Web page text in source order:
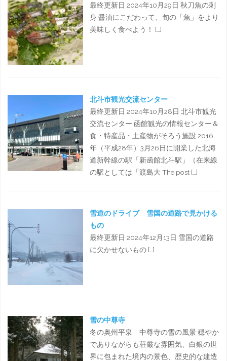
最終更新日 2024年10月29日 秋刀魚の刺
身 醤油にこだわって、旬の「魚」をより
美味しく食べよう！ […]
北斗市観光交流センター
最終更新日 2024年10月28日 北斗市観光
交流センター 函館観光の情報センター＆
食・特産品・土産物がそろう施設 2016
年（平成28年）3月26日に開業した北海
道新幹線の駅「新函館北斗駅」（在来線
の駅としては「渡島大 The post […]
雪道のドライブ 雪国の道路で見かける
もの
最終更新日 2024年12月13日 雪国の道路
に欠かせないもの […]
雪の中尊寺
冬の奥州平泉 中尊寺の雪の風景 穏やか
でありながらも荘厳な雰囲気、白銀の世
界に包まれた境内の景色、歴史的な建造